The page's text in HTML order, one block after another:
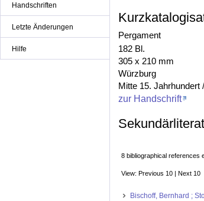
Handschriften
Letzte Änderungen
Hilfe
Pergament
182 Bl.
305 x 210 mm
Würzburg
Mitte 15. Jahrhundert
zur Handschrift
8 bibliographical references
View: Previous 10 | Next 10
Bischoff, Bernhard ;